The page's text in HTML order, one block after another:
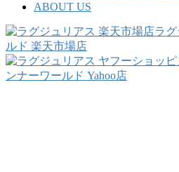
ABOUT US
ラ
ルド 楽天市場店
ンナーワールド Yahoo店